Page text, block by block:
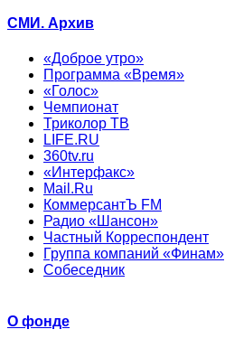
СМИ. Архив
«Доброе утро»
Программа «Время»
«Голос»
Чемпионат
Триколор ТВ
LIFE.RU
360tv.ru
«Интерфакс»
Mail.Ru
КоммерсантЪ FM
Радио «Шансон»
Частный Корреспондент
Группа компаний «Финам»
Собеседник
О фонде